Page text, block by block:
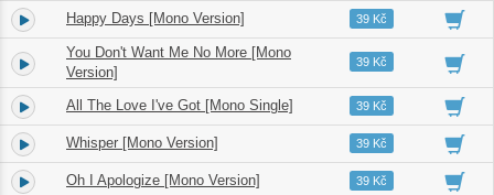
7. Happy Days [Mono Version] 02:0539 Kč
8.
You Don't Want Me No More [Mono
Version]
02:3739 Kč
9. All The Love I've Got [Mono Single] 02:2739 Kč
10. Whisper [Mono Version] 02:3439 Kč
11. Oh I Apologize [Mono Version] 02:5339 Kč